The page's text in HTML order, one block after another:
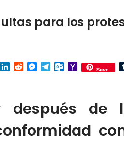
para los
Message
LinkedInRedditMessenger
TelegramOutlook.com
YahooSave
de